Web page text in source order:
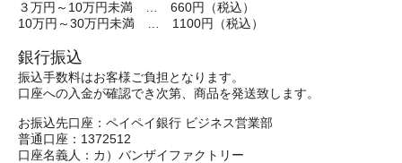
３万円～10万円未満 … 660円（税込）
10万円～30万円未満 … 1100円（税込）
銀行振込
振込手数料はお客様ご負担となります。
口座への入金が確認でき次第、商品を発送致します。
お振込先口座：ペイペイ銀行 ビジネス営業部
普通口座：1372512
口座名義人：カ）バンザイファクトリー